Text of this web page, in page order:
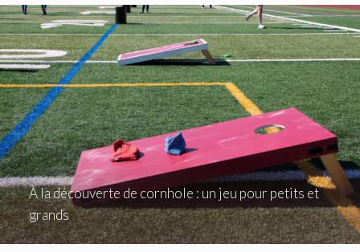
À la découverte de cornhole : un jeu pour petits et
grands